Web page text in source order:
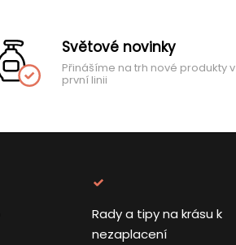
Světové novinky
Přinášíme na trh nové produkty v
první linii
Rady a tipy na krásu k
nezaplacení